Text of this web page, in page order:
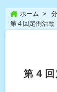
ホーム
第４回定例活動
第４